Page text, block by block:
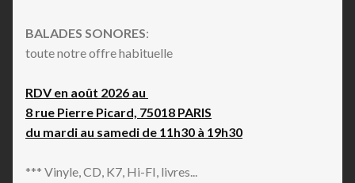
BALADES SONORES:
toute notre offre habituelle
RDV en août 2026 au
8 rue Pierre Picard, 75018 PARIS
du mardi au samedi de 11h30 à 19h30
*** Vinyle, CD, K7, Hi-FI, livres...